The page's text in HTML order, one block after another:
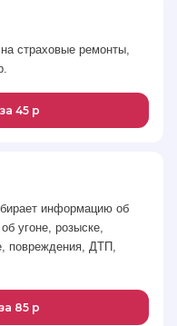
страховые ремонты,
45 р
информацию об
угоне, розыске,
повреждения, ДТП,
85 р